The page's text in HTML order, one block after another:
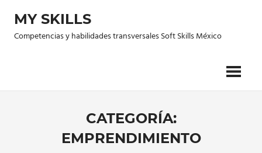
contenido
MY SKILLS
Competencias y habilidades transversales Soft Skills México
CATEGORÍA:
EMPRENDIMIENTO